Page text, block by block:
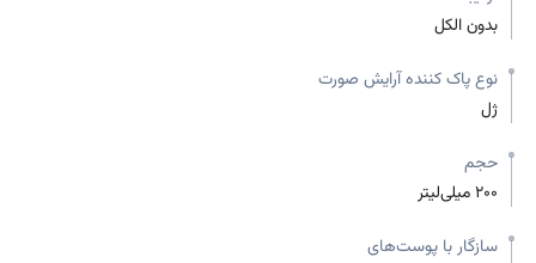
بدون الکل
نوع پاک کننده آرایش صورت
ژل
حجم
200 میلی‌لیتر
سازگار با پوست‌های